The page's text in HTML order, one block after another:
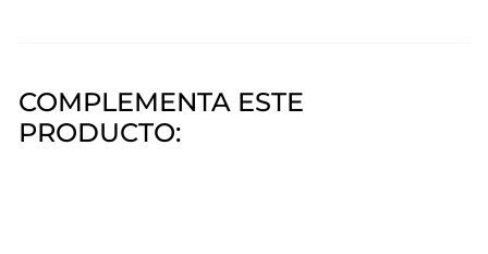
COMPLEMENTA ESTE
PRODUCTO: